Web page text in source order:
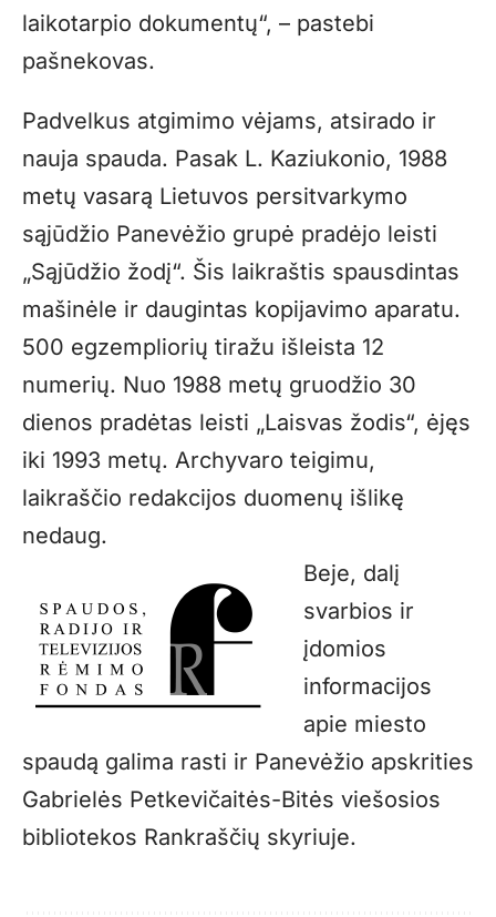
laikotarpio dokumentų“, – pastebi
pašnekovas.
Padvelkus atgimimo vėjams, atsirado ir
nauja spauda. Pasak L. Kaziukonio, 1988
metų vasarą Lietuvos persitvarkymo
sąjūdžio Panevėžio grupė pradėjo leisti
„Sąjūdžio žodį“. Šis laikraštis spausdintas
mašinėle ir daugintas kopijavimo aparatu.
500 egzempliorių tiražu išleista 12
numerių. Nuo 1988 metų gruodžio 30
dienos pradėtas leisti „Laisvas žodis“, ėjęs
iki 1993 metų. Archyvaro teigimu,
laikraščio redakcijos duomenų išlikę
nedaug.
Beje, dalį
svarbios ir
įdomios
informacijos
apie miesto
spaudą galima rasti ir Panevėžio apskrities
Gabrielės Petkevičaitės-Bitės viešosios
bibliotekos Rankraščių skyriuje.